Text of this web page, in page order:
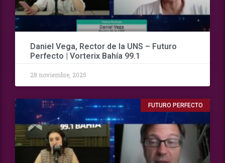
Daniel Vega, Rector de la UNS – Futuro
Perfecto | Vorterix Bahía 99.1
28 noviembre, 2025
FUTURO PERFECTO